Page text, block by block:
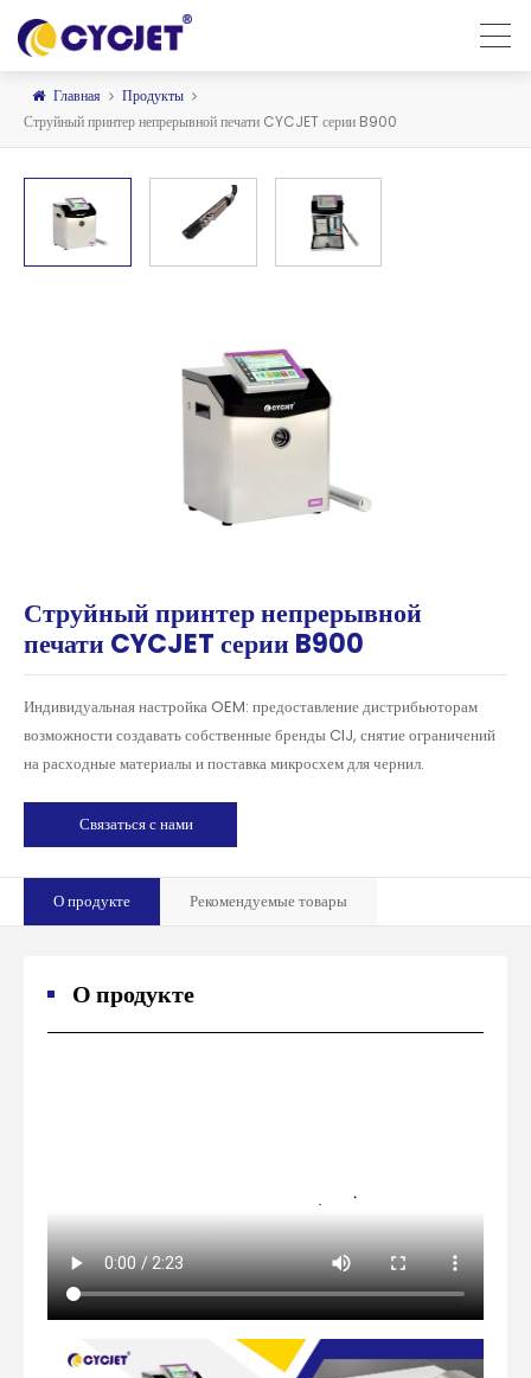
Главная
Продукты
Струйный принтер непрерывной печати CYCJET серии B900
Струйный принтер непрерывной
печати CYCJET серии B900
Индивидуальная настройка OEM: предоставление дистрибьюторам
возможности создавать собственные бренды CIJ, снятие ограничений
на расходные материалы и поставка микросхем для чернил.
Связаться с нами
О продукте Рекомендуемые товары
О продукте